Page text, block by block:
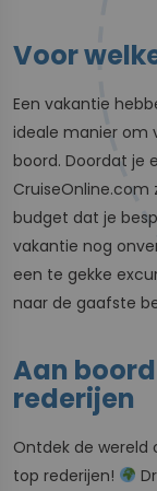
Voor
Een vakantie
ideale manier om
boord. Doordat je
CruiseOnline.com
budget dat je
vakantie nog
een te gekke
naar de gaafste
Aan
rederijen
Ontdek de wereld
top rederijen!